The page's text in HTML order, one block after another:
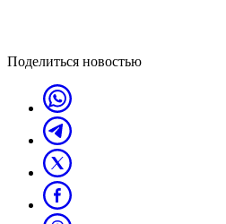
Поделиться новостью